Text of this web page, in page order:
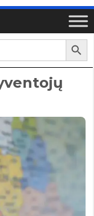
Search Button